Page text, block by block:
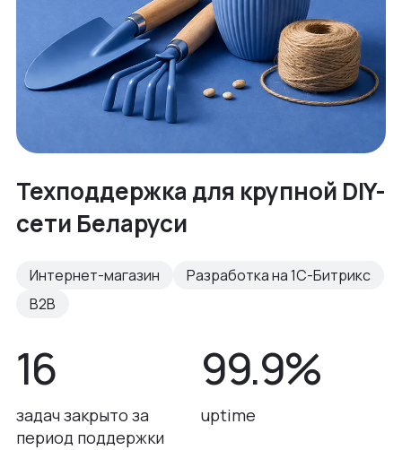
Техподдержка для крупной DIY-
сети Беларуси
Интернет-магазин
Разработка на 1С-Битрикс
B2B
16
задач закрыто за
период поддержки
99.9%
uptime